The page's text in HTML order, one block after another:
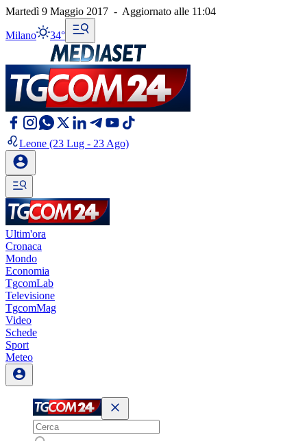
Martedì 9 Maggio 2017 - Aggiornato alle 11:04
Milano 34°
Leone (23 Lug - 23 Ago)
Ultim'ora
Cronaca
Mondo
Economia
TgcomLab
Televisione
TgcomMag
Video
Schede
Sport
Meteo